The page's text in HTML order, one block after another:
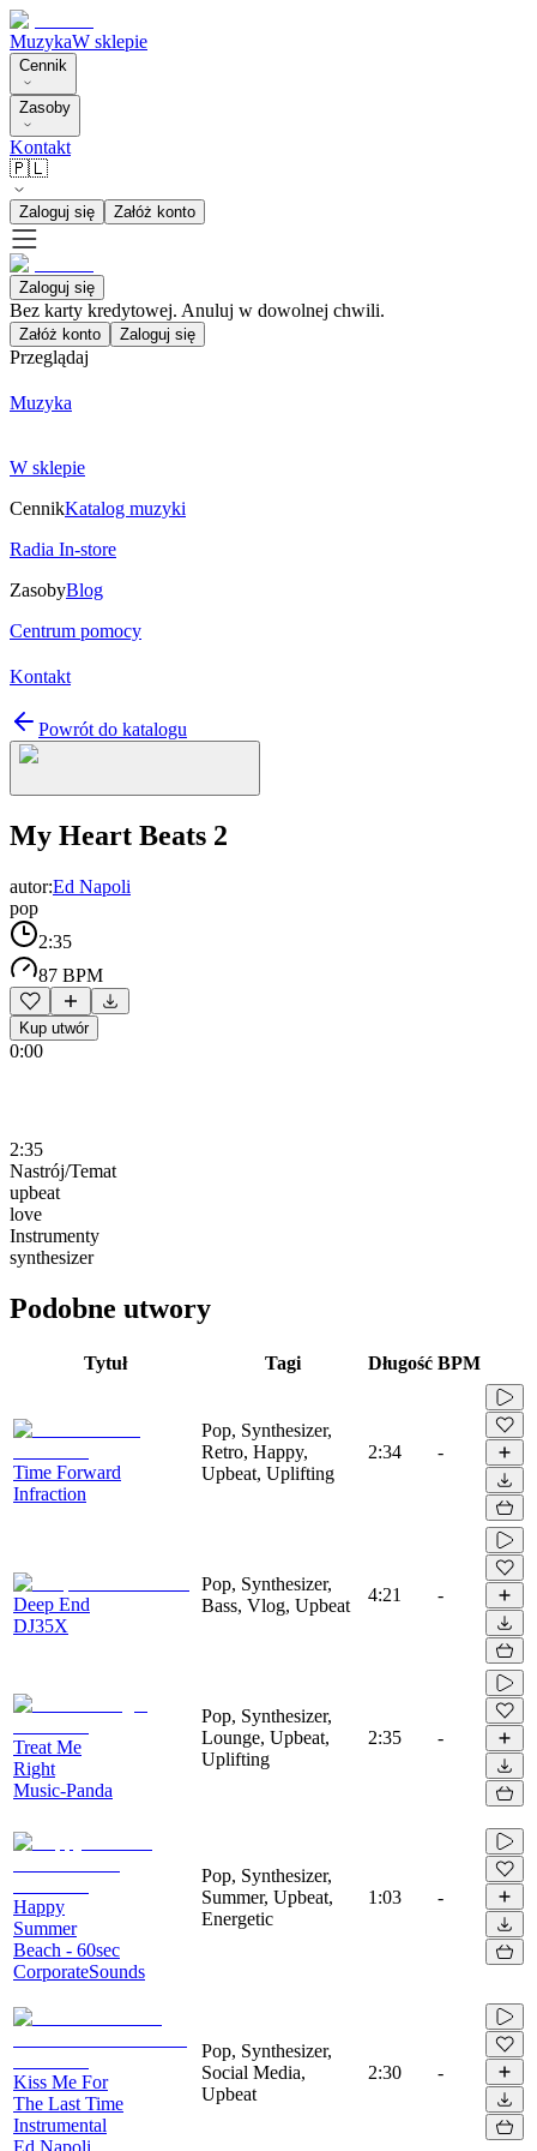
MuzykaW sklepie
Cennik
Zasoby
Kontakt
🇵🇱
Zaloguj się Załóż konto
Zaloguj się
Bez karty kredytowej. Anuluj w dowolnej chwili.
Załóż konto Zaloguj się
Przeglądaj
Muzyka
W sklepie
CennikKatalog muzyki
Radia In-store
ZasobyBlog
Centrum pomocy
Kontakt
Powrót do katalogu
My Heart Beats 2
autor:Ed Napoli
pop
2:35
87 BPM
Kup utwór
0:00
2:35
Nastrój/Temat
upbeat
love
Instrumenty
synthesizer
Podobne utwory
Tytuł Tagi Długość BPM
Time Forward
Infraction
Pop, Synthesizer,
Retro, Happy,
Upbeat, Uplifting
2:34 -
Deep End
DJ35X
Pop, Synthesizer,
Bass, Vlog, Upbeat
4:21 -
Treat Me
Right
Music-Panda
Pop, Synthesizer,
Lounge, Upbeat,
Uplifting
2:35 -
Happy
Summer
Beach - 60sec
CorporateSounds
Pop, Synthesizer,
Summer, Upbeat,
Energetic
1:03 -
Kiss Me For
The Last Time
Instrumental
Ed Napoli
Pop, Synthesizer,
Social Media,
Upbeat
2:30 -